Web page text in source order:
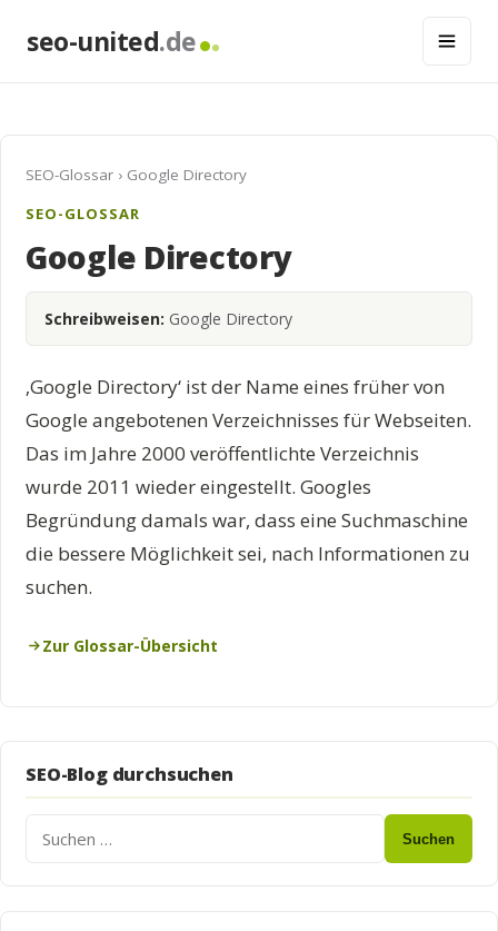
seo-united.de
SEO-Glossar › Google Directory
SEO-GLOSSAR
Google Directory
Schreibweisen: Google Directory
‚Google Directory‘ ist der Name eines früher von
Google angebotenen Verzeichnisses für Webseiten.
Das im Jahre 2000 veröffentlichte Verzeichnis
wurde 2011 wieder eingestellt. Googles
Begründung damals war, dass eine Suchmaschine
die bessere Möglichkeit sei, nach Informationen zu
suchen.
Zur Glossar-Übersicht
SEO-Blog durchsuchen
Suchen